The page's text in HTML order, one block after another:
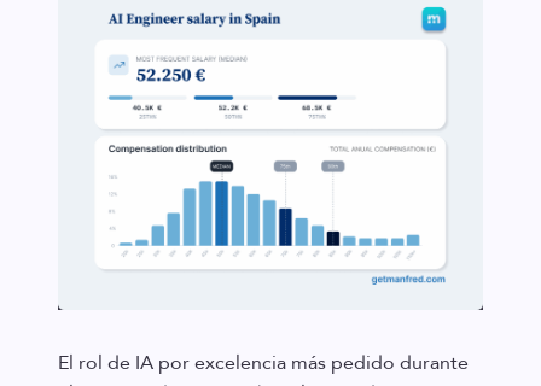
El rol de IA por excelencia más pedido durante